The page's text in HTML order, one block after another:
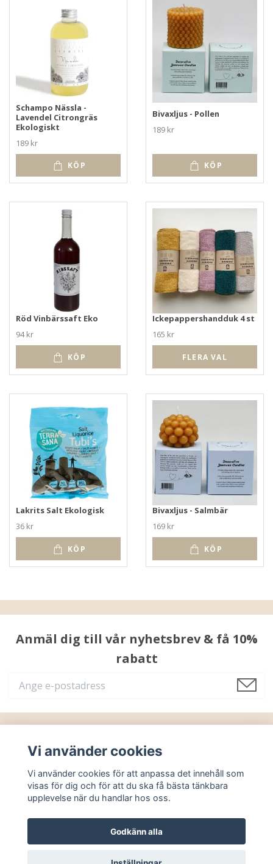
Schampo Nässla -
Lavendel Citrongräs
Ekologiskt
189 kr
KÖP
Bivaxljus - Pollen
189 kr
KÖP
Röd Vinbärssaft Eko
94 kr
KÖP
Ickepappershandduk 4 st
165 kr
FLERA VAL
Lakrits Salt Ekologisk
36 kr
KÖP
Bivaxljus - Salmbär
169 kr
KÖP
Anmäl dig till vår nyhetsbrev & få 10%
rabatt
Sociala medier
© 2026 Ekoriet Powered by Quickbutik
Vi använder cookies
Vi använder cookies för att anpassa det innehåll som
visas för dig och för att du ska få bästa tänkbara
upplevelse när du handlar hos oss.
Godkänn alla